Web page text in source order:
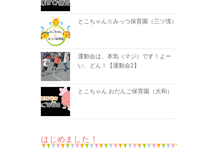
とこちゃん☆みっつ保育園（三ツ境）
運動会は、本気（マジ）です！よー
い、どん！【運動会2】
とこちゃん おだんご保育園（大和）
はじめました！